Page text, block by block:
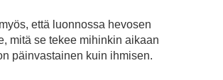
että luonnossa hevosen
mitä se tekee mihinkin aikaan
päinvastainen kuin ihmisen.